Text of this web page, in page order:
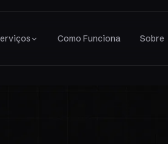
Como Funciona Sobre